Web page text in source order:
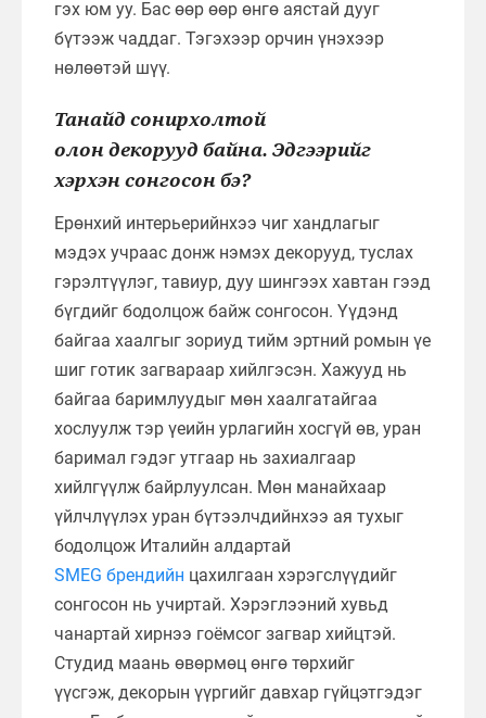
гэх юм уу. Бас өөр өөр өнгө аястай дууг
бүтээж чаддаг. Тэгэхээр орчин үнэхээр
нөлөөтэй шүү.
Танайд сонирхолтой
олон декорууд байна. Эдгээрийг
хэрхэн сонгосон бэ?
Ерөнхий интерьерийнхээ чиг хандлагыг
мэдэх учраас донж нэмэх декорууд, туслах
гэрэлтүүлэг, тавиур, дуу шингээх хавтан гээд
бүгдийг бодолцож байж сонгосон. Үүдэнд
байгаа хаалгыг зориуд тийм эртний ромын үе
шиг готик загвараар хийлгэсэн. Хажууд нь
байгаа баримлуудыг мөн хаалгатайгаа
хослуулж тэр үеийн урлагийн хосгүй өв, уран
баримал гэдэг утгаар нь захиалгаар
хийлгүүлж байрлуулсан. Мөн манайхаар
үйлчлүүлэх уран бүтээлчдийнхээ ая тухыг
бодолцож Италийн алдартай
SMEG брендийн цахилгаан хэрэгслүүдийг
сонгосон нь учиртай. Хэрэглээний хувьд
чанартай хирнээ гоёмсог загвар хийцтэй.
Студид маань өвөрмөц өнгө төрхийг
үүсгэж, декорын үүргийг давхар гүйцэтгэдэг